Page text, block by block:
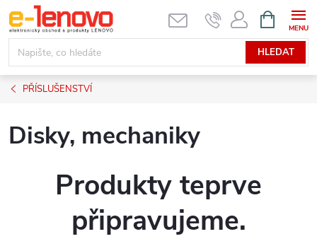
Přejít
na
obsah
HLEDAT
NÁKUPNÍ
KOŠÍK
PŘÍSLUŠENSTVÍ
Disky, mechaniky
Produkty teprve
připravujeme.